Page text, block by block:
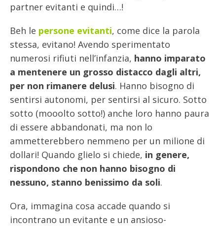
partner evitanti e quindi…!
Beh le persone evitanti, come dice la parola
stessa, evitano! Avendo sperimentato
numerosi rifiuti nell’infanzia, hanno imparato
a mentenere un grosso distacco dagli altri,
per non rimanere delusi. Hanno bisogno di
sentirsi autonomi, per sentirsi al sicuro. Sotto
sotto (mooolto sotto!) anche loro hanno paura
di essere abbandonati, ma non lo
ammetterebbero nemmeno per un milione di
dollari! Quando glielo si chiede, in genere,
rispondono che non hanno bisogno di
nessuno, stanno benissimo da soli.
Ora, immagina cosa accade quando si
incontrano un evitante e un ansioso-